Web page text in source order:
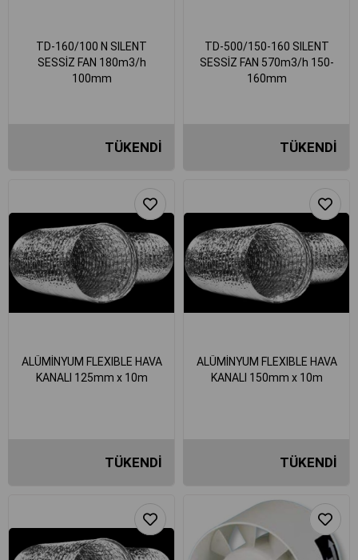
TÜKENDI
TD-160/100 N SILENT
SESSİZ FAN 180m3/h
100mm
₺4.133,89 TÜKENDI
TD-500/150-160 SILENT
SESSİZ FAN 570m3/h 150-
160mm
₺11.837,71
TÜKENDI
ALÜMİNYUM FLEXIBLE HAVA
KANALI 125mm x 10m
₺424,80 TÜKENDI
ALÜMİNYUM FLEXIBLE HAVA
KANALI 150mm x 10m
₺507,60